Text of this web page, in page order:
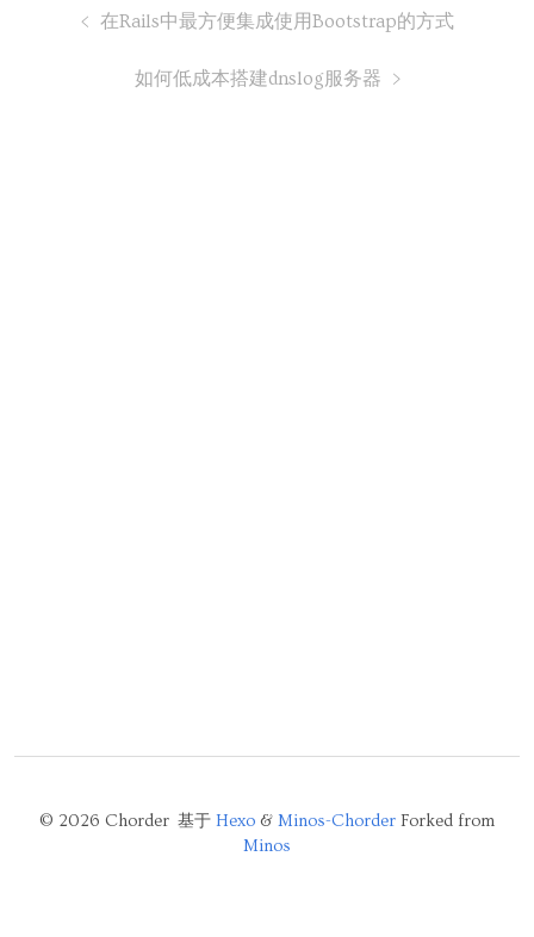
在Rails中最方便集成使用Bootstrap的方式
如何低成本搭建dnslog服务器
© 2026 Chorder 基于 Hexo & Minos-Chorder Forked from
Minos